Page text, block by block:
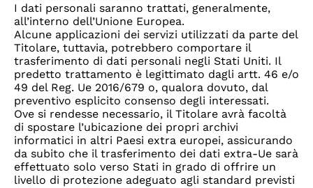
I dati personali saranno trattati, generalmente,
all’interno dell’Unione Europea.
Alcune applicazioni dei servizi utilizzati da parte del
Titolare, tuttavia, potrebbero comportare il
trasferimento di dati personali negli Stati Uniti. Il
predetto trattamento è legittimato dagli artt. 46 e/o
49 del Reg. Ue 2016/679 o, qualora dovuto, dal
preventivo esplicito consenso degli interessati.
Ove si rendesse necessario, il Titolare avrà facoltà
di spostare l’ubicazione dei propri archivi
informatici in altri Paesi extra europei, assicurando
da subito che il trasferimento dei dati extra-Ue sarà
effettuato solo verso Stati in grado di offrire un
livello di protezione adeguato agli standard previsti